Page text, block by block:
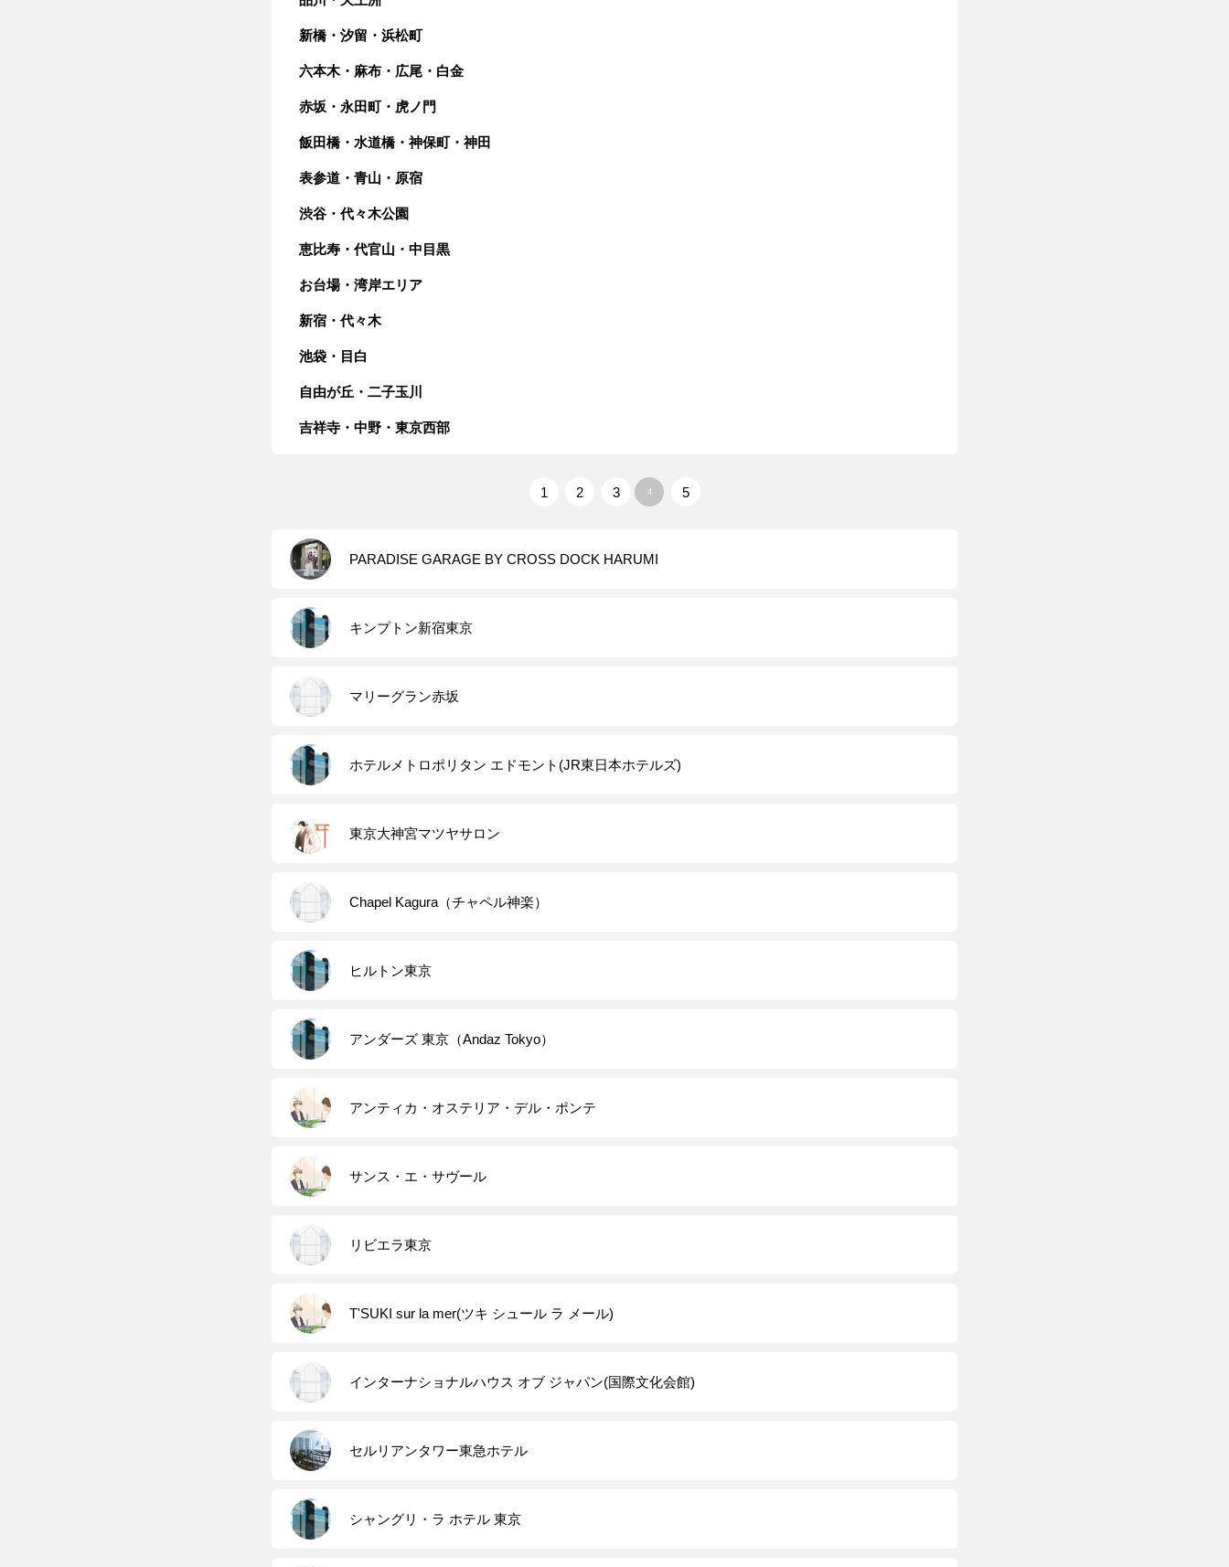
新橋・汐留・浜松町
六本木・麻布・広尾・白金
赤坂・永田町・虎ノ門
飯田橋・水道橋・神保町・神田
表参道・青山・原宿
渋谷・代々木公園
恵比寿・代官山・中目黒
お台場・湾岸エリア
新宿・代々木
池袋・目白
自由が丘・二子玉川
吉祥寺・中野・東京西部
1 2 3 4 5
PARADISE GARAGE BY CROSS DOCK HARUMI
キンプトン新宿東京
マリーグラン赤坂
ホテルメトロポリタン エドモント(JR東日本ホテルズ)
東京大神宮マツヤサロン
Chapel Kagura（チャペル神楽）
ヒルトン東京
アンダーズ 東京（Andaz Tokyo）
アンティカ・オステリア・デル・ポンテ
サンス・エ・サヴール
リビエラ東京
T'SUKI sur la mer(ツキ シュール ラ メール)
インターナショナルハウス オブ ジャパン(国際文化会館)
セルリアンタワー東急ホテル
シャングリ・ラ ホテル 東京